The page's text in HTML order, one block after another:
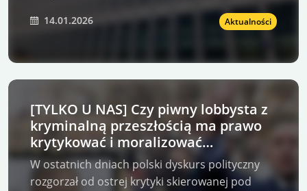
14.01.2026 Aktualności
[TYLKO U NAS] Czy piwny lobbysta z
kryminalną przeszłością ma prawo
krytykować i moralizować
Prezydenta K. Nawrockiego?
W ostatnich dniach polski dyskurs polityczny
rozgorzał od ostrej krytyki skierowanej pod